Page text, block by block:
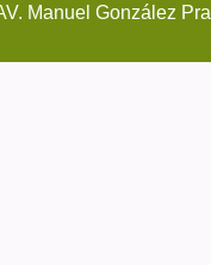
Manuel González